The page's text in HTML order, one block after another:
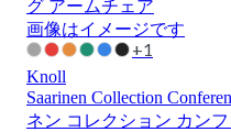
画像はイメージです
+1
Knoll
Saarinen Collection
ネン コレクション カン